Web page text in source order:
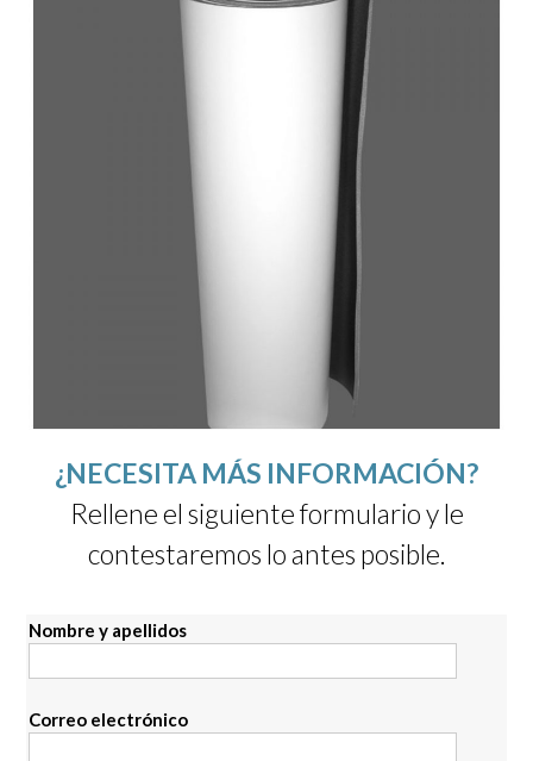
¿NECESITA MÁS INFORMACIÓN?
Rellene el siguiente formulario y le
contestaremos lo antes posible.
Nombre y apellidos
Correo electrónico